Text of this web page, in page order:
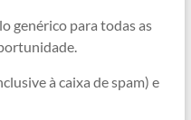
genérico para todas as
à caixa de spam) e